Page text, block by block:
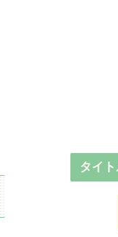
タイ